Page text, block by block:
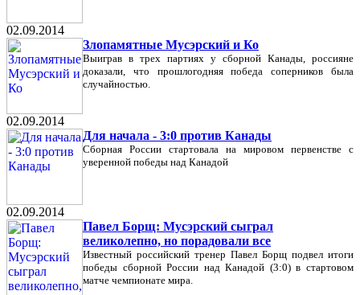
02.09.2014
Злопамятные Мусэрский и Ко
Выиграв в трех партиях у сборной Канады, россияне
доказали, что прошлогодняя победа соперников была
случайностью.
02.09.2014
Для начала - 3:0 против Канады
Сборная России стартовала на мировом первенстве с
уверенной победы над Канадой
02.09.2014
Павел Борщ: Мусэрский сыграл
великолепно, но порадовали все
Известный российский тренер Павел Борщ подвел итоги
победы сборной России над Канадой (3:0) в стартовом
матче чемпионате мира.